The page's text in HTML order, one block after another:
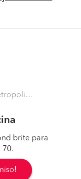
- Maipo)
brite para
70.